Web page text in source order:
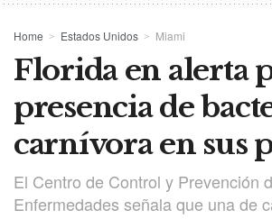
Home Estados Unidos Miami
Florida en alerta
presencia de
carnívora en sus
El Centro de Control y Prevención
Enfermedades señala que una de